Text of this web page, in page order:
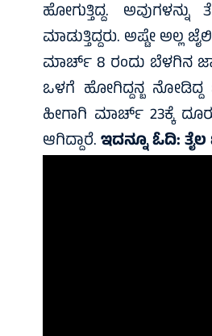
ಹೋಗುತ್ತಿದ್ದ.
ಮಾಡುತ್ತಿದ್ದರು. ಅಷ್ಟೇ ಅಲ್ಲ
ಮಾರ್ಚ್ 8 ರಂದು ಬೆಳಗಿನ
ಒಳಗೆ ಹೋಗಿದ್ದನ್ಬ ನೋಡಿದ್ದ
ಹೀಗಾಗಿ ಮಾರ್ಚ್ 23ಕ್ಕೆ
ಆಗಿದ್ದಾರೆ.ಇದನ್ನೂ ಓದಿ: